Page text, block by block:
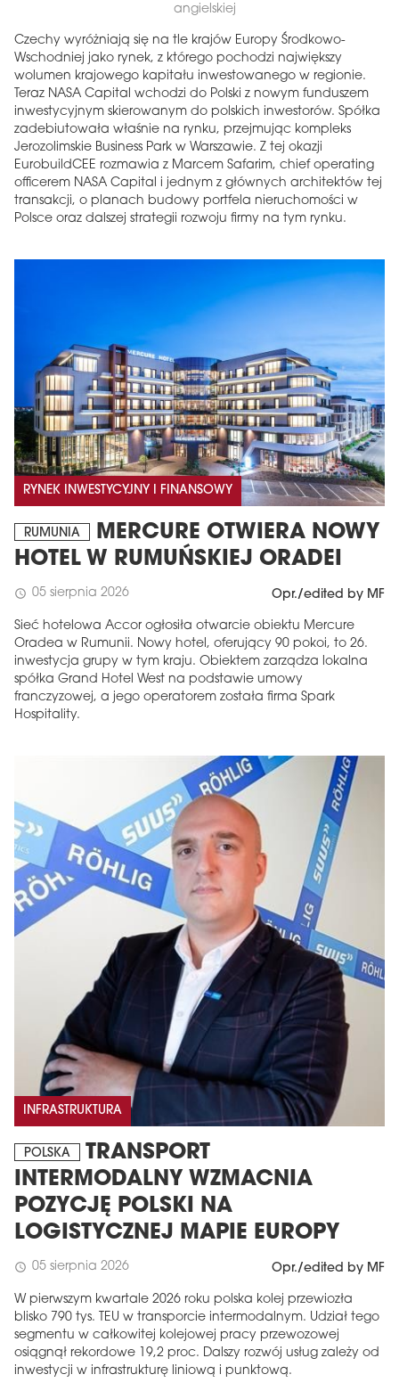
angielskiej
Czechy wyróżniają się na tle krajów Europy Środkowo-
Wschodniej jako rynek, z którego pochodzi największy
wolumen krajowego kapitału inwestowanego w regionie.
Teraz NASA Capital wchodzi do Polski z nowym funduszem
inwestycyjnym skierowanym do polskich inwestorów. Spółka
zadebiutowała właśnie na rynku, przejmując kompleks
Jerozolimskie Business Park w Warszawie. Z tej okazji
EurobuildCEE rozmawia z Marcem Safarim, chief operating
officerem NASA Capital i jednym z głównych architektów tej
transakcji, o planach budowy portfela nieruchomości w
Polsce oraz dalszej strategii rozwoju firmy na tym rynku.
RYNEK INWESTYCYJNY I FINANSOWY
RUMUNIA
MERCURE OTWIERA NOWY
HOTEL W RUMUŃSKIEJ ORADEI
schedule 05 sierpnia 2026 Opr./edited by MF
Sieć hotelowa Accor ogłosiła otwarcie obiektu Mercure
Oradea w Rumunii. Nowy hotel, oferujący 90 pokoi, to 26.
inwestycja grupy w tym kraju. Obiektem zarządza lokalna
spółka Grand Hotel West na podstawie umowy
franczyzowej, a jego operatorem została firma Spark
Hospitality.
INFRASTRUKTURA
POLSKA
TRANSPORT
INTERMODALNY WZMACNIA
POZYCJĘ POLSKI NA
LOGISTYCZNEJ MAPIE EUROPY
schedule 05 sierpnia 2026 Opr./edited by MF
W pierwszym kwartale 2026 roku polska kolej przewiozła
blisko 790 tys. TEU w transporcie intermodalnym. Udział tego
segmentu w całkowitej kolejowej pracy przewozowej
osiągnął rekordowe 19,2 proc. Dalszy rozwój usług zależy od
inwestycji w infrastrukturę liniową i punktową.